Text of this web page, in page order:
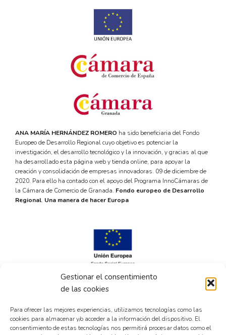
Gestionar el consentimiento
de las cookies
Para ofrecer las mejores experiencias, utilizamos tecnologías como las
cookies para almacenar y/o acceder a la información del dispositivo. El
consentimiento de estas tecnologías nos permitirá procesar datos como el
ANA MARÍA HERNÁNDEZ ROMERO ha sido beneficiaria del Fondo
Europeo de Desarrollo Regional cuyo objetivo es potenciar la
investigación, el desarrollo tecnológico y la innovación, y gracias al que
ha desarrollado esta página web y tienda online, para apoyar la
creación y consolidación de empresas innovadoras. 09 de diciembre de
2020. Para ello ha contado con el apoyo del Programa InnoCámaras de
la Cámara de Comercio de Granada. Fondo europeo de Desarrollo
Regional. Una manera de hacer Europa